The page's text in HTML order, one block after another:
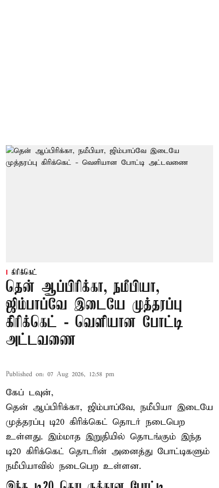
கிரிக்கெட்
தென் ஆப்பிரிக்கா, நமீபியா,
ஜிம்பாப்வே இடையே முத்தரப்பு
கிரிக்கெட் - வெளியான போட்டி
அட்டவணை
Published on: 07 Aug 2026, 12:58 pm
கேப் டவுன்,
தென் ஆப்பிரிக்கா, ஜிம்பாப்வே, நமீபியா இடையே
முத்தரப்பு டி20 கிரிக்கெட் தொடர் நடைபெற
உள்ளது. இம்மாத இறுதியில் தொடங்கும் இந்த
டி20 கிரிக்கெட் தொடரின் அனைத்து போட்டிகளும்
நமீபியாவில் நடைபெற உள்ளன.